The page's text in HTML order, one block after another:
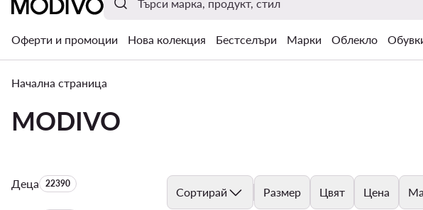
Оферти и промоции Нова колекция Бестселъри Марки Облекло
Начална страница
MODIVO
ДецаБрой на продуктите:
22390
Сортирай Размер Цвят Цена